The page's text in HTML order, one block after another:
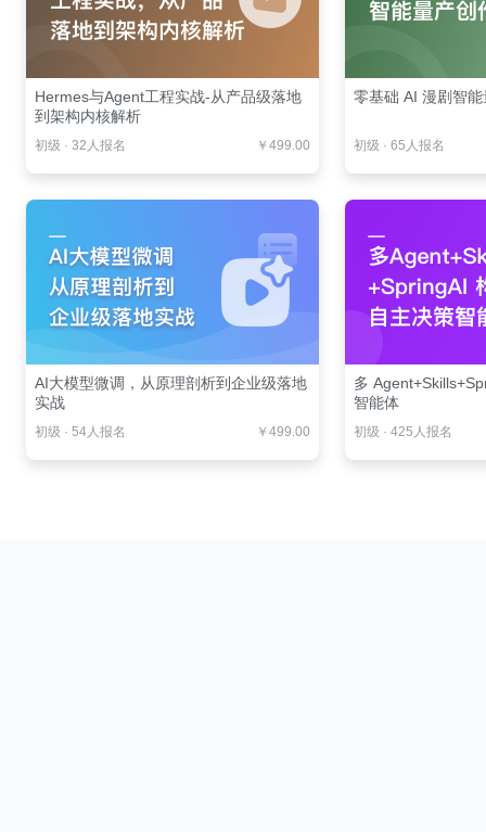
Hermes与Agent工程实战-从产品级落地
到架构内核解析
初级 · 32人报名 ￥499.00
零基础 AI 漫剧智
初级 · 65人报名
AI大模型微调，从原理剖析到企业级落地
实战
初级 · 54人报名 ￥499.00
多
智能体
初级 · 425人报名